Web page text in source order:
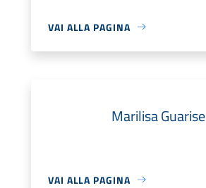
VAI ALLA PAGINA
Marilisa Guarise
VAI ALLA PAGINA